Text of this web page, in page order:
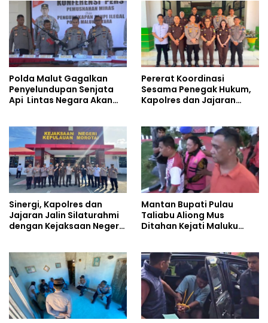
Polda Malut Gagalkan
Penyelundupan Senjata
Api Lintas Negara Akan
Pererat Koordinasi
Sesama Penegak Hukum,
Kapolres dan Jajaran
Sinergi, Kapolres dan
Jajaran Jalin Silaturahmi
dengan Kejaksaan Negeri
Mantan Bupati Pulau
Taliabu Aliong Mus
Ditahan Kejati Maluku